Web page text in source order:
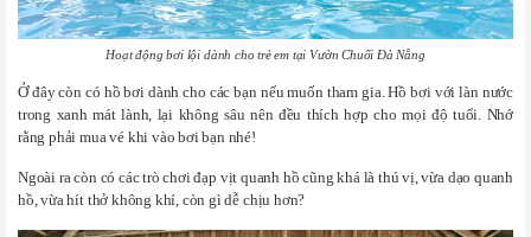
Hoạt động bơi lội dành cho trẻ em tại Vườn Chuối Đà Nẵng
Ở đây còn có hồ bơi dành cho các bạn nếu muốn tham gia. Hồ bơi với làn nước
trong xanh mát lành, lại không sâu nên đều thích hợp cho mọi độ tuổi. Nhớ
rằng phải mua vé khi vào bơi bạn nhé!
Ngoài ra còn có các trò chơi đạp vịt quanh hồ cũng khá là thú vị, vừa dạo quanh
hồ, vừa hít thở không khí, còn gì dễ chịu hơn?